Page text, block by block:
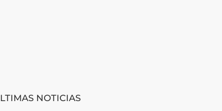
NOTICIAS